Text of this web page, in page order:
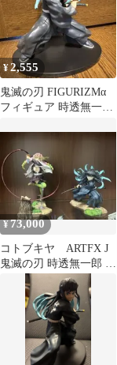
¥2,555
鬼滅の刃 FIGURIZMα
フィギュア 時透無一
¥73,000
コトブキヤ ARTFX J
鬼滅の刃 時透無一郎 甘
露寺蜜璃 フィギュア